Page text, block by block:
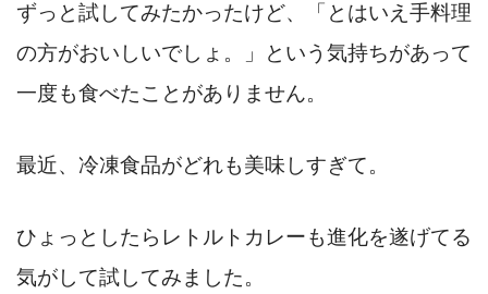
ずっと試してみたかったけど、「とはいえ手料理
の方がおいしいでしょ。」という気持ちがあって
一度も食べたことがありません。
最近、冷凍食品がどれも美味しすぎて。
ひょっとしたらレトルトカレーも進化を遂げてる
気がして試してみました。